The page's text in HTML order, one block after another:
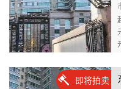
即将拍卖